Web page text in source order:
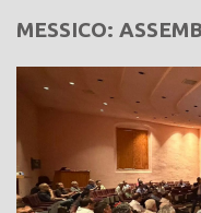
MESSICO: